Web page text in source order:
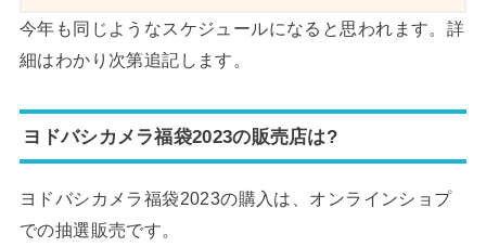
今年も同じようなスケジュールになると思われます。詳
細はわかり次第追記します。
ヨドバシカメラ福袋2023の販売店は?
ヨドバシカメラ福袋2023の購入は、オンラインショプ
での抽選販売です。